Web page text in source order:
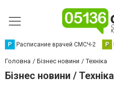
Р Расписание врачей СМСЧ-2 Р
Головна Бізнес новини Техніка
Бізнес новини / Техніка